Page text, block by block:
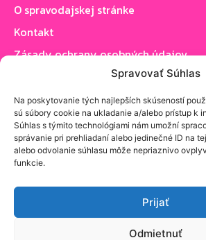
Spravovať Súhlas
Na poskytovanie tých najlepších skúseností
sú súbory cookie na ukladanie a/alebo prístup k
Súhlas s týmito technológiami nám umožní
správanie pri prehliadaní alebo jedinečné ID na
alebo odvolanie súhlasu môže nepriaznivo
funkcie.
Prijať
Odmietnuť
O spravodajskej stránke
Kontakt
Zásady ochrany osobných údajov
Zásady používania cookie (EÚ)
Sledujte nás
PRIHLÁSIŤ SA K ODBERU